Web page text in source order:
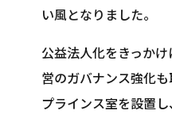
い風となりました。
公益法人化をきっか
営のガバナンス強化
プラインス室を設置